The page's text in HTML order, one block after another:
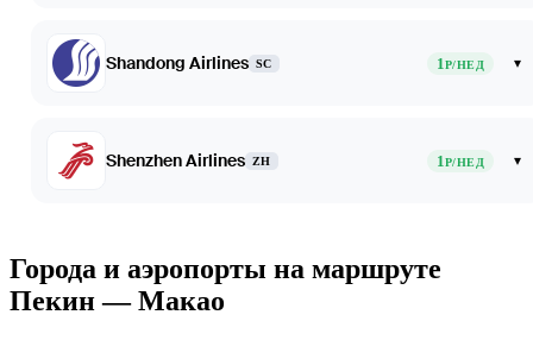
Shandong Airlines SC 1Р/НЕД ▾
Shenzhen Airlines ZH 1Р/НЕД ▾
Города и аэропорты на маршруте
Пекин — Макао